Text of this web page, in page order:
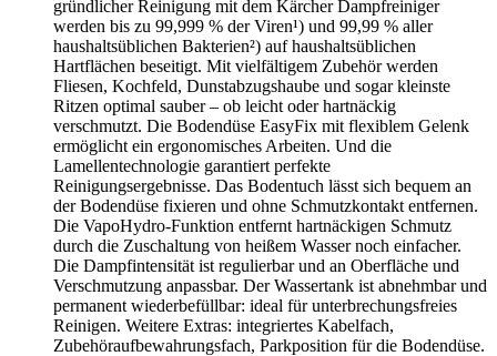
gründlicher Reinigung mit dem Kärcher Dampfreiniger
werden bis zu 99,999 % der Viren¹) und 99,99 % aller
haushaltsüblichen Bakterien²) auf haushaltsüblichen
Hartflächen beseitigt. Mit vielfältigem Zubehör werden
Fliesen, Kochfeld, Dunstabzugshaube und sogar kleinste
Ritzen optimal sauber – ob leicht oder hartnäckig
verschmutzt. Die Bodendüse EasyFix mit flexiblem Gelenk
ermöglicht ein ergonomisches Arbeiten. Und die
Lamellentechnologie garantiert perfekte
Reinigungsergebnisse. Das Bodentuch lässt sich bequem an
der Bodendüse fixieren und ohne Schmutzkontakt entfernen.
Die VapoHydro-Funktion entfernt hartnäckigen Schmutz
durch die Zuschaltung von heißem Wasser noch einfacher.
Die Dampfintensität ist regulierbar und an Oberfläche und
Verschmutzung anpassbar. Der Wassertank ist abnehmbar und
permanent wiederbefüllbar: ideal für unterbrechungsfreies
Reinigen. Weitere Extras: integriertes Kabelfach,
Zubehöraufbewahrungsfach, Parkposition für die Bodendüse.